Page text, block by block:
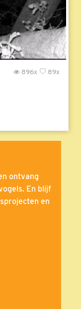
89x
896x
ontvang
En blijf
en